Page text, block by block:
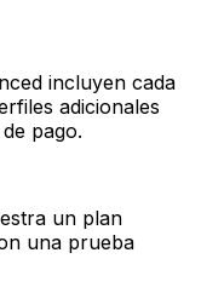
incluyen cada
adicionales
pago.
un plan
una prueba